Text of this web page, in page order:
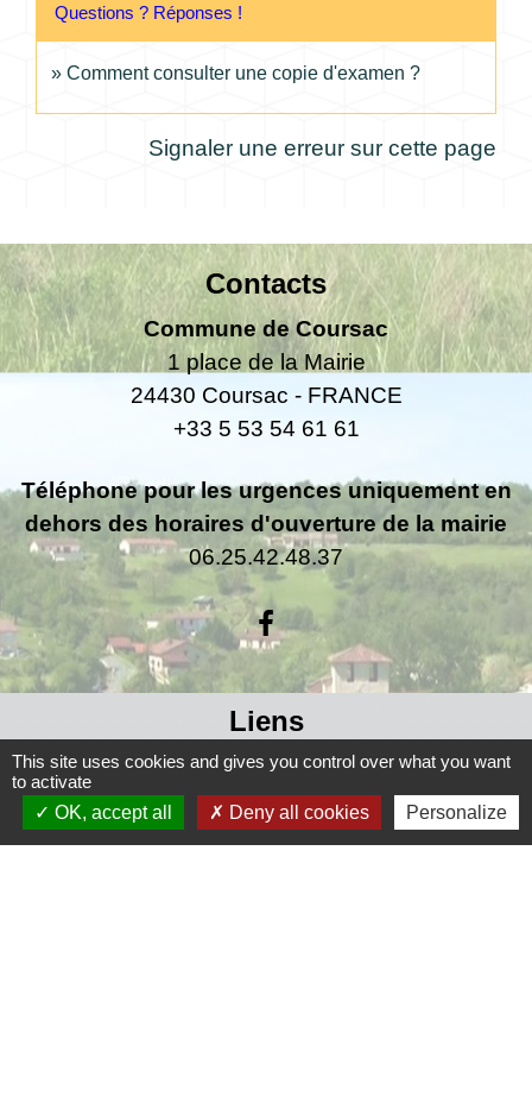
Questions ? Réponses !
Comment consulter une copie d'examen ?
Signaler une erreur sur cette page
Contacts
Commune de Coursac
1 place de la Mairie
24430 Coursac - FRANCE
+33 5 53 54 61 61
Téléphone pour les urgences uniquement en
dehors des horaires d'ouverture de la mairie
06.25.42.48.37
Liens
Grand Périgueux
SMD3
Pépinière d'entreprises
This site uses cookies and gives you control over what you want
to activate
OK, accept all
Deny all cookies Personalize